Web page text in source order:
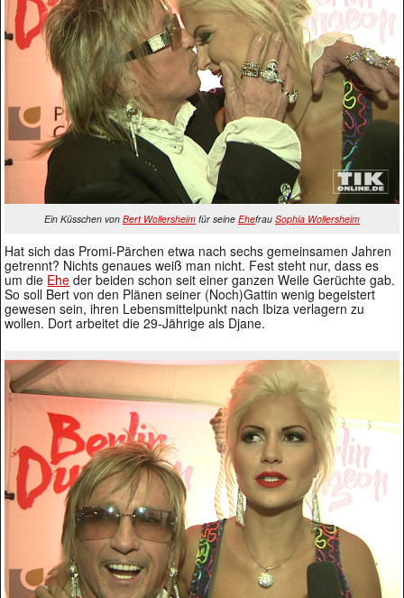
Ein Küsschen von Bert Wollersheim für seine Ehefrau Sophia Wollersheim
Hat sich das Promi-Pärchen etwa nach sechs gemeinsamen Jahren
getrennt? Nichts genaues weiß man nicht. Fest steht nur, dass es
um die Ehe der beiden schon seit einer ganzen Weile Gerüchte gab.
So soll Bert von den Plänen seiner (Noch)Gattin wenig begeistert
gewesen sein, ihren Lebensmittelpunkt nach Ibiza verlagern zu
wollen. Dort arbeitet die 29-Jährige als Djane.